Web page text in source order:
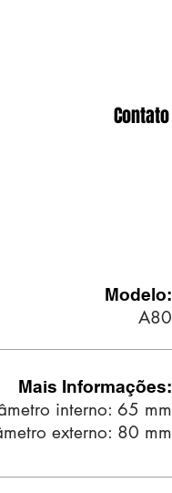
Contato
Modelo:
A80
Mais Informações:
interno: 65 mm
externo: 80 mm